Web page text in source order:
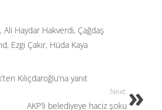
ar
e
, Ali Haydar Hakverdi, Çağdaş
, Ezgi Çakır, Hüda Kaya
Kılıçdaroğlu’na yanıt
Next:
AKP’li belediyeye haciz şoku